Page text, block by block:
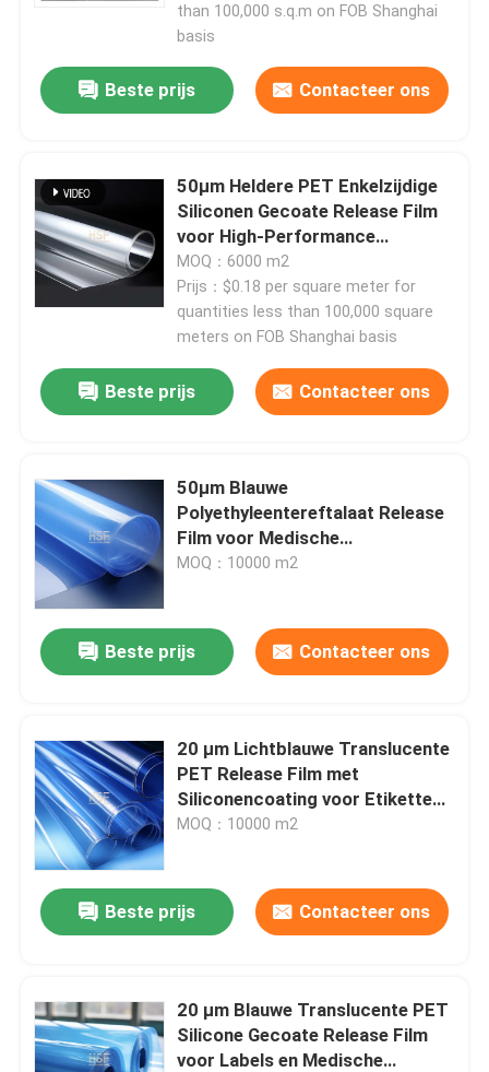
than 100,000 s.q.m on FOB Shanghai
basis
Beste prijs Contacteer ons
50μm Heldere PET Enkelzijdige
Siliconen Gecoate Release Film
voor High-Performance
Toepassingen
MOQ：6000 m2
Prijs：$0.18 per square meter for
quantities less than 100,000 square
meters on FOB Shanghai basis
Beste prijs Contacteer ons
50μm Blauwe
Polyethyleentereftalaat Release
Film voor Medische
Toepassingen
MOQ：10000 m2
Beste prijs Contacteer ons
20 µm Lichtblauwe Translucente
PET Release Film met
Siliconencoating voor Etiketten
en Verpakkingen
MOQ：10000 m2
Beste prijs Contacteer ons
20 µm Blauwe Translucente PET
Silicone Gecoate Release Film
voor Labels en Medische